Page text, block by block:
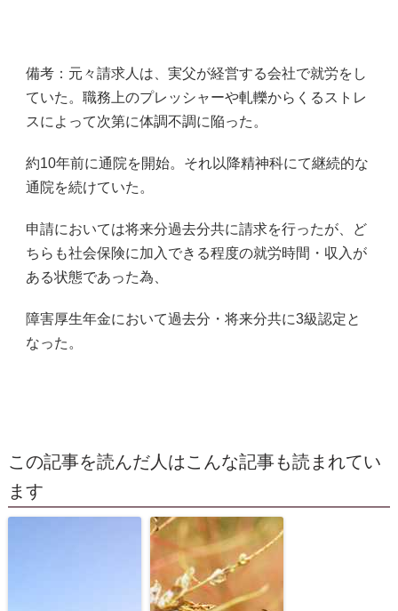
備考：元々請求人は、実父が経営する会社で就労をし
ていた。職務上のプレッシャーや軋轢からくるストレ
スによって次第に体調不調に陥った。
約10年前に通院を開始。それ以降精神科にて継続的な
通院を続けていた。
申請においては将来分過去分共に請求を行ったが、ど
ちらも社会保険に加入できる程度の就労時間・収入が
ある状態であった為、
障害厚生年金において過去分・将来分共に3級認定と
なった。
この記事を読んだ人はこんな記事も読まれてい
ます